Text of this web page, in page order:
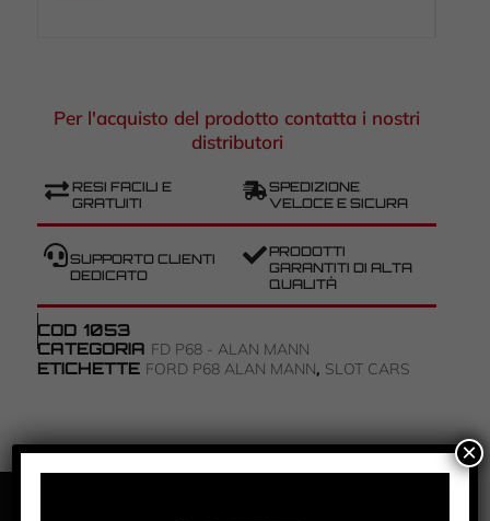
Per l'acquisto del prodotto contatta i nostri
distributori
RESI FACILI E
GRATUITI
SPEDIZIONE
VELOCE E SICURA
SUPPORTO CLIENTI
DEDICATO
PRODOTTI
GARANTITI DI ALTA
QUALITÀ
COD 1053
CATEGORIA FD P68 - ALAN MANN
ETICHETTE FORD P68 ALAN MANN, SLOT CARS
×